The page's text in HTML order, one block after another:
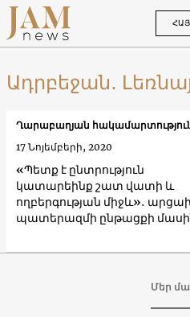
Ադրբեջան․
«Պետք է ընտրություն
կատարեինք շատ վատի և
ողբերգության միջև»․
պատերազմի ընթացքի
Ղարաբաղյան
17 Նոյեմբերի, 2020
Մեր